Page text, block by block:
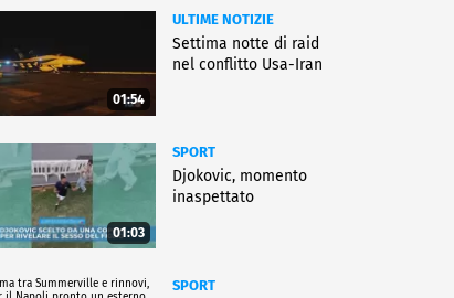
01:54
ULTIME NOTIZIE
Settima notte di raid
nel conflitto Usa-Iran
01:03
SPORT
Djokovic, momento
inaspettato
SPORT